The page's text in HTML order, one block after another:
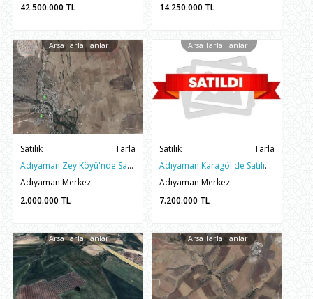
42.500.000 TL
14.250.000 TL
Arsa Tarla İlanları
Satılık
Tarla
Adıyaman Zey Köyü'nde Satılık 1250M2 Tarla+Bağevi
Adıyaman Merkez
2.000.000 TL
Arsa Tarla İlanları
Satılık
Tarla
Adıyaman Karagöl'de Satılık 6.000M2 Anayolda Mükemmel Arazi
Adıyaman Merkez
7.200.000 TL
Arsa Tarla İlanları Arsa Tarla İlanları